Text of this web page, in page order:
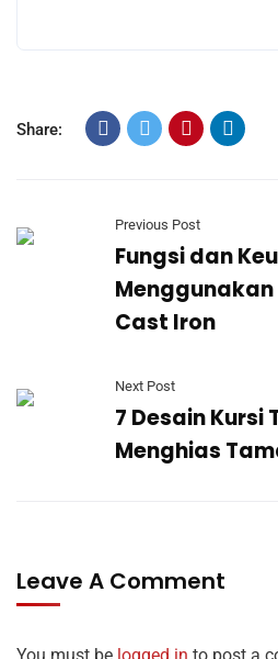
Share:
Previous Post
Fungsi dan
Cast Iron
Next Post
7 Desain Kursi
Menghias
Leave A Comment